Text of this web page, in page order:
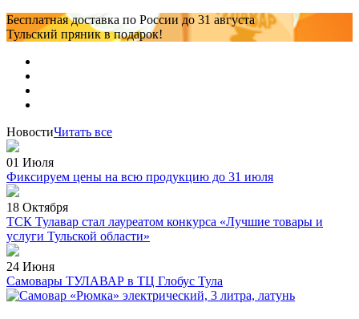
Бесплатная доставка по России до 31 августа
Тульский пряник в подарок!
НовостиЧитать все
01 Июля
Фиксируем цены на всю продукцию до 31 июля
18 Октября
ТСК Тулавар стал лауреатом конкурса «Лучшие товары и
услуги Тульской области»
24 Июня
Самовары ТУЛАВАР в ТЦ Глобус Тула